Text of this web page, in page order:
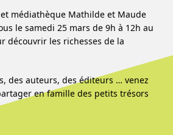
médiathèque Mathilde et Maude
le samedi 25 mars de 9h à 12h au
découvrir les richesses de la
des auteurs, des éditeurs … venez
en famille des petits trésors